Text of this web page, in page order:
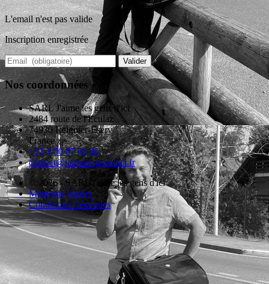
L'email n'est pas valide
Inscription enregistrée
Valider
Nos coordonnées
SARL J'aime les gens d'ici
2484 route de l'Eculaz
74930 Reignier-Esery
France
+33 4 50 87 02 80
contact@jaimelesgensdici.fr
© 2026 - SARL j'aime les gens d'ici
Mentions légales
Conditions Générales